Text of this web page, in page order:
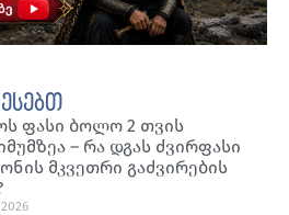
ფასი ბოლო 2 თვის
– რა დგას ძვირფასი
მკვეთრი გაძვირების